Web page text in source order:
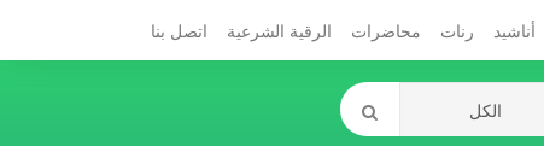
أناشيد رنات محاضرات الرقية الشرعية اتصل بنا